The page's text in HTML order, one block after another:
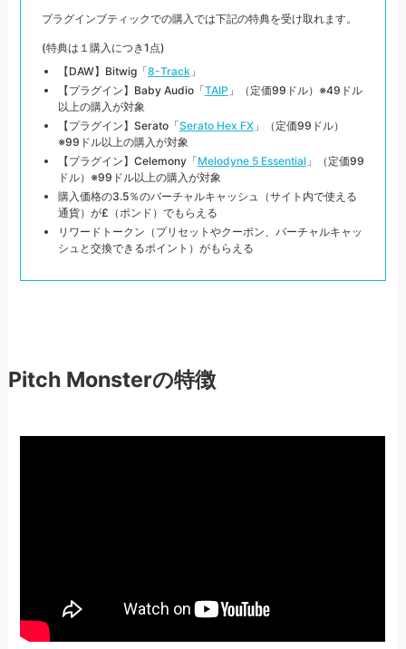
プラグインブティックでの購入では下記の特典を受け取れます。
(特典は１購入につき1点)
【DAW】Bitwig「8-Track」
【プラグイン】Baby Audio「TAIP 」（定価99ドル）※49ドル
以上の購入が対象
【プラグイン】Serato「Serato Hex FX」（定価99ドル）
※99ドル以上の購入が対象
【プラグイン】Celemony「Melodyne 5 Essential」（定価99
ドル）※99ドル以上の購入が対象
購入価格の3.5％のバーチャルキャッシュ（サイト内で使える
通貨）が£（ポンド）でもらえる
リワードトークン（プリセットやクーポン、バーチャルキャッ
シュと交換できるポイント）がもらえる
Pitch Monsterの特徴